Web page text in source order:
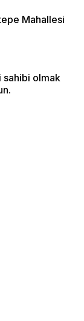
Mahallesi
sahibi olmak